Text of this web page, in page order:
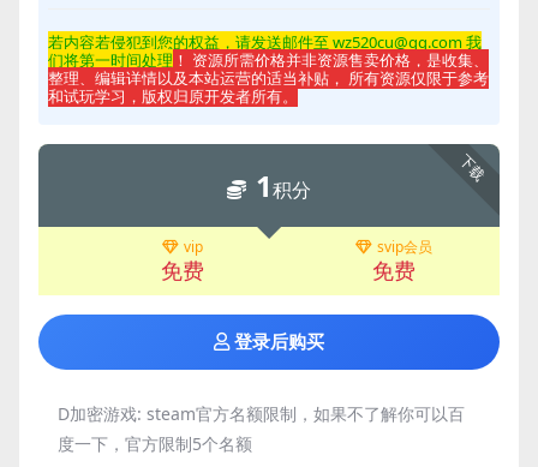
若内容若侵犯到您的权益，请发送邮件至 wz520cu@qq.com 我
们将第一时间处理 ！ 资源所需价格并非资源售卖价格，是收集、
整理、编辑详情以及本站运营的适当补贴， 所有资源仅限于参考
和试玩学习，版权归原开发者所有。
下载
1积分
vip
免费
svip会员
免费
登录后购买
D加密游戏: steam官方名额限制，如果不了解你可以百
度一下，官方限制5个名额